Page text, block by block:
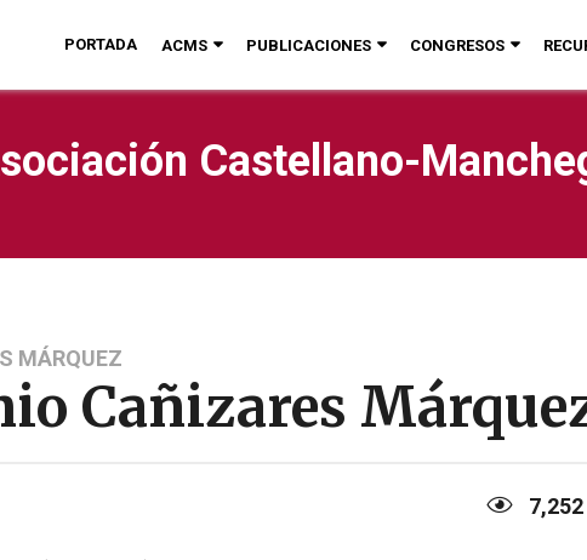
PORTADA ACMS PUBLICACIONES CONGRESOS
Castellano-
MÁRQUEZ
Cañizares
7,252